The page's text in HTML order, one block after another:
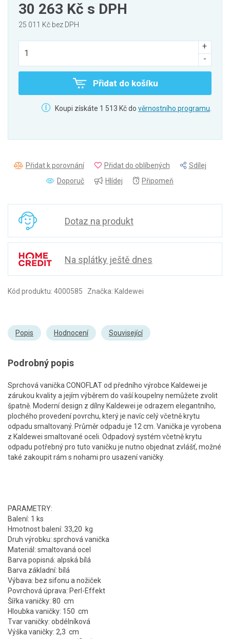
30 263 Kč s DPH
25 011 Kč bez DPH
Přidat do košíku
Koupi získáte 1 513 Kč do věrnostního programu.
Přidat k porovnání Přidat do oblíbených
Sdílej
Doporuč
Hlídej Připomeň
Dotaz na produkt
Na splátky ještě dnes
Kód produktu: 4000585 Značka: Kaldewei
Popis Hodnocení Související
Podrobný popis
Sprchová vanička CONOFLAT od předního výrobce Kaldewei je
zárukou kvality a jejím výběrem do vaší koupelny nemůžete zvolit
špatně. Moderní design z dílny Kaldewei je odrazem elegantního,
plochého provedení povrchu, který je navíc celý včetně krytu
odpadu smaltovaný. Průměr odpadu je 12 cm. Vanička je vyrobena
z Kaldewei smaltované oceli. Odpadový systém včetně krytu
odpadu potřebný pro tuto vaničku je nutno objednat zvlášť, možné
také zakoupit rám s nohami pro usazení vaničky.
PARAMETRY:
Balení: 1 ks
Hmotnost balení: 33,20 kg
Druh výrobku: sprchová vanička
Materiál: smaltovaná ocel
Barva popisná: alpská bílá
Barva základní: bílá
Výbava: bez sifonu a nožiček
Povrchová úprava: Perl-Effekt
Šířka vaničky: 80 cm
Hloubka vaničky: 150 cm
Tvar vaničky: obdélníková
Výška vaničky: 2,3 cm